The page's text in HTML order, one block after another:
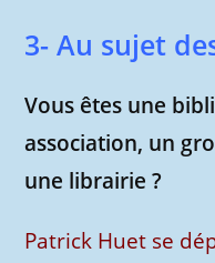
3- Au sujet
Vous êtes une
association, un
une librairie ?
Patrick Huet se